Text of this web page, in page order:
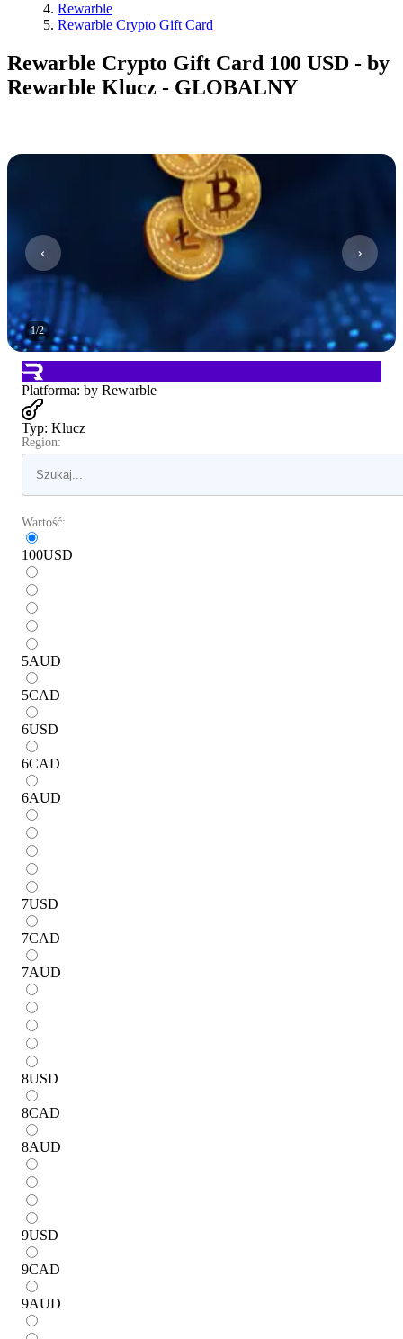
Rewarble
Rewarble Crypto Gift Card
Rewarble Crypto Gift Card 100 USD - by
Rewarble Klucz - GLOBALNY
1/2
Platforma: by Rewarble
Typ: Klucz
Region:
Wartość:
100USD
5AUD
5CAD
6USD
6CAD
6AUD
7USD
7CAD
7AUD
8USD
8CAD
8AUD
9USD
9CAD
9AUD